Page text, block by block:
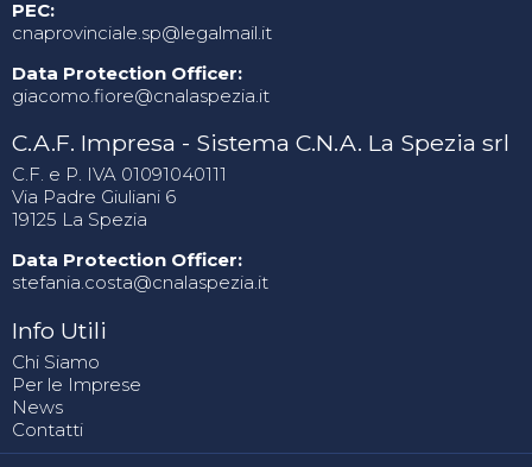
PEC:
cnaprovinciale.sp@legalmail.it
Data Protection Officer:
giacomo.fiore@cnalaspezia.it
C.A.F. Impresa - Sistema C.N.A. La Spezia srl
C.F. e P. IVA 01091040111
Via Padre Giuliani 6
19125 La Spezia
Data Protection Officer:
stefania.costa@cnalaspezia.it
Info Utili
Chi Siamo
Per le Imprese
News
Contatti